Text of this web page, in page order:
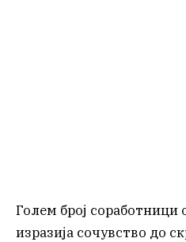
Голем број соработници
изразија сочувство до